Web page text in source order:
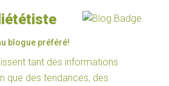
blogue préféré!
tant des informations
que des tendances, des